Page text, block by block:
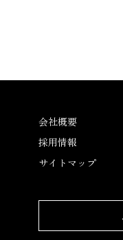
会社概要
採用情報
サイトマップ